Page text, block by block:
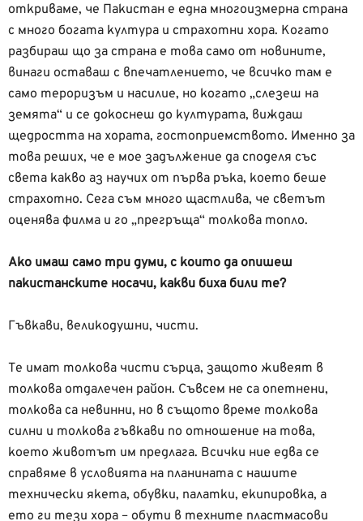
откриваме, че Пакистан е една многоизмерна страна
с много богата култура и страхотни хора. Когато
разбираш що за страна е това само от новините,
винаги оставаш с впечатлението, че всичко там е
само тероризъм и насилие, но когато „слезеш на
земята“ и се докоснеш до културата, виждаш
щедростта на хората, гостоприемството. Именно за
това реших, че е мое задължение да споделя със
света какво аз научих от първа ръка, което беше
страхотно. Сега съм много щастлива, че светът
оценява филма и го „прегръща“ толкова топло.
Ако имаш само три думи, с които да опишеш
пакистанските носачи, какви биха били те?
Гъвкави, великодушни, чисти.
Те имат толкова чисти сърца, защото живеят в
толкова отдалечен район. Съвсем не са опетнени,
толкова са невинни, но в същото време толкова
силни и толкова гъвкави по отношение на това,
което животът им предлага. Всички ние едва се
справяме в условията на планината с нашите
технически якета, обувки, палатки, екипировка, а
ето ги тези хора – обути в техните пластмасови